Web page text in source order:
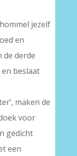
jezelf
en
de derde
beslaat
maken de
voor
gedicht
een